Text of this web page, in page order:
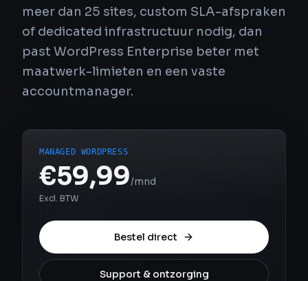
meer dan 25 sites, custom SLA-afspraken
of dedicated infrastructuur nodig, dan
past WordPress Enterprise beter met
maatwerk-limieten en een vaste
accountmanager.
MANAGED WORDPRESS
€59,99/mnd
Excl. BTW
Bestel direct
Support & ontzorging